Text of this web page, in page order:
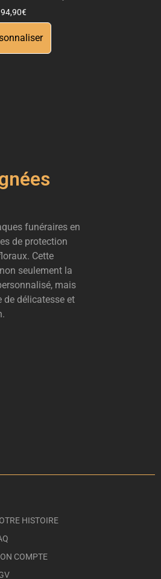
94,90€
funéraires en
de protection
Cette
seulement la
mais
de délicatesse et
HISTOIRE
COMPTE